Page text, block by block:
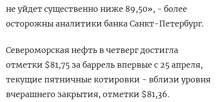
не уйдет существенно ниже 89,50», - более
осторожны аналитики банка Санкт-Петербург.
Североморская нефть в четверг достигла
отметки $81,75 за баррель впервые с 25 апреля,
текущие пятничные котировки - вблизи уровня
вчерашнего закрытия, отметки $81,36.